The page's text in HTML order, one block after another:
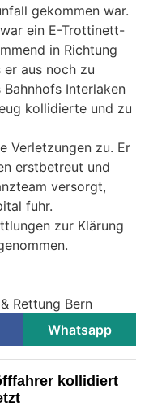
gekommen war.
ein E-Trottinett-
in Richtung
er aus noch zu
Interlaken
kollidierte und zu
Verletzungen zu. Er
erstbetreut und
versorgt,
fuhr.
zur Klärung
Rettung Bern
Whatsapp
kollidiert